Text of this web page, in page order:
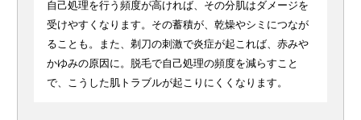
自己処理を行う頻度が高ければ、その分肌はダメージを
受けやすくなります。その蓄積が、乾燥やシミにつなが
ることも。また、剃刀の刺激で炎症が起これば、赤みや
かゆみの原因に。脱毛で自己処理の頻度を減らすこと
で、こうした肌トラブルが起こりにくくなります。